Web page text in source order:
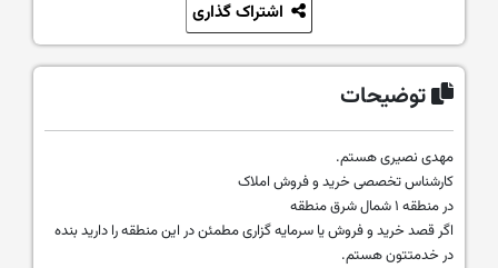
توضیحات
مهدی نصیری هستم.
کارشناس تخصصی خرید و فروش املاک
در منطقه ۱ شمال شرق منطقه
اگر قصد خرید و فروش یا سرمایه گزاری مطمئن در این منطقه را دارید بنده
در خدمتتون هستم.